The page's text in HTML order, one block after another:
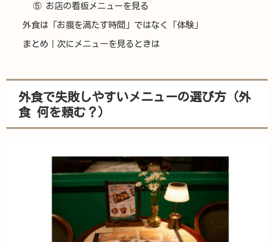
⑤ お店の看板メニューを見る
外食は「お腹を満たす時間」ではなく「体験」
まとめ｜次にメニューを見るときは
外食で失敗しやすいメニューの選び方（外
食 何を頼む？）